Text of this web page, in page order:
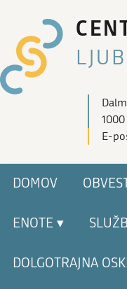
E-
DOMOV
ENOTE ▾
DOLGOTRAJNA